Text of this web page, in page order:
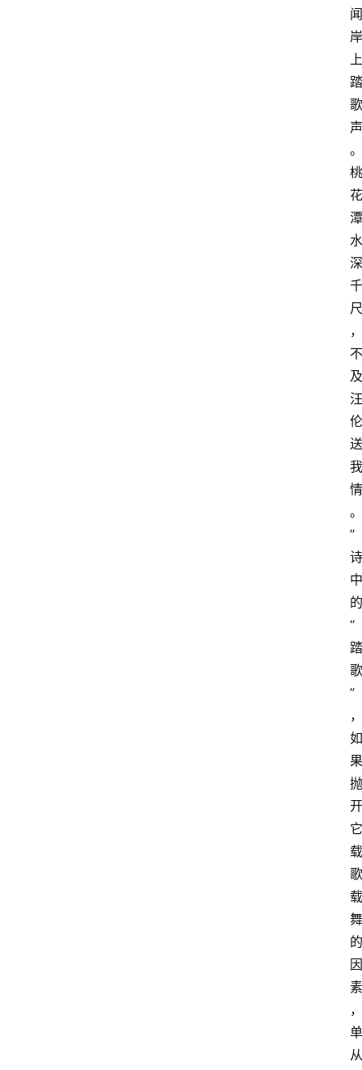
闻
岸
上
踏
歌
声
。
桃
花
潭
水
深
千
尺
，
不
及
汪
伦
送
我
情
。
”
诗
中
的
“
踏
歌
”
，
如
果
抛
开
它
载
歌
载
舞
的
因
素
，
单
从